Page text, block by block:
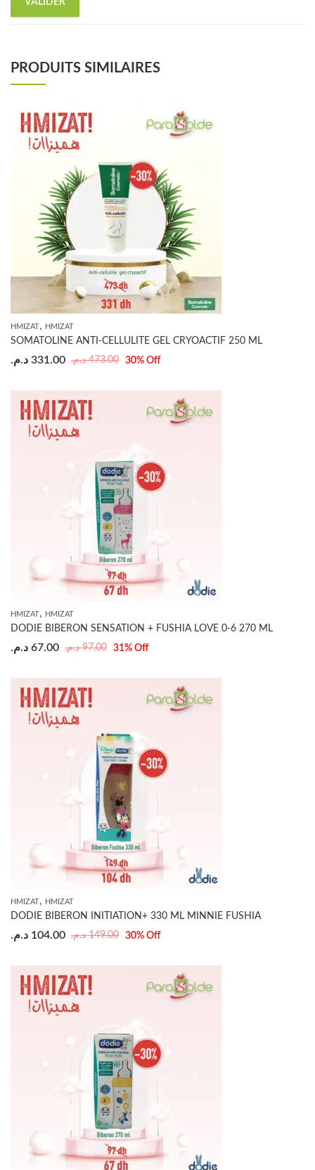
PRODUITS SIMILAIRES
HMIZAT, HMIZAT
SOMATOLINE ANTI-CELLULITE GEL CRYOACTIF 250 ML
473.00 د.م. 331.00 د.م. 30% Off
HMIZAT, HMIZAT
DODIE BIBERON SENSATION + FUSHIA LOVE 0-6 270 ML
97.00 د.م. 67.00 د.م. 31% Off
HMIZAT, HMIZAT
DODIE BIBERON INITIATION+ 330 ML MINNIE FUSHIA
149.00 د.م. 104.00 د.م. 30% Off